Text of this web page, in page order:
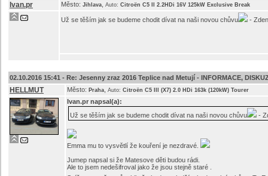
Ivan.pr Město: Jihlava Auto: Citroën C5 II 2.2HDi 16V 125kW Exclusive Break
Už se těším jak se budeme chodit dívat na naši novou chůvu -
02.10.2016 15:41 - Re: Jesenny zraz 2016 Teplice nad Metují - INFORMACE,
HELLMUT Město: Praha Auto: Citroën C5 III (X7) 2.0 HDi 163k (120kW) Tourer
Ivan.pr napsal(a):
Už se těším jak se budeme chodit dívat na naši novou chůvu
-
Emma mu to vysvětlí že kouření je nezdravé.
Jumep napsal si že Matesove děti budou rádi.
Ale to jsem nedešifroval jako že jsou stejně staré .